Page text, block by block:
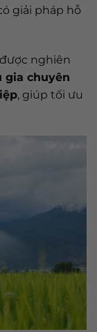
giải pháp hỗ
được nghiên
gia chuyên
, giúp tối ưu